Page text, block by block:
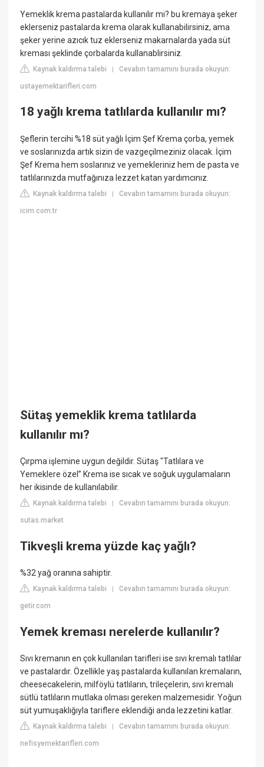
Yemeklik krema pastalarda kullanılır mi? bu kremaya şeker
eklerseniz pastalarda krema olarak kullanabilirsiniz, ama
şeker yerine azıcık tuz eklerseniz makarnalarda yada süt
kreması şeklinde çorbalarda kullanablirsiniz.
Kaynak kaldırma talebi |Cevabın tamamını burada okuyun:
ustayemektarifleri.com
18 yağlı krema tatlılarda kullanılır mı?
Şeflerin tercihi %18 süt yağlı İçim Şef Krema çorba, yemek
ve soslarınızda artık sizin de vazgeçilmeziniz olacak. İçim
Şef Krema hem soslarınız ve yemekleriniz hem de pasta ve
tatlılarınızda mutfağınıza lezzet katan yardımcınız.
Kaynak kaldırma talebi |Cevabın tamamını burada okuyun:
icim.com.tr
Sütaş yemeklik krema tatlılarda
kullanılır mı?
Çırpma işlemine uygun değildir. Sütaş "Tatlılara ve
Yemeklere özel” Krema ise sıcak ve soğuk uygulamaların
her ikisinde de kullanılabilir.
Kaynak kaldırma talebi |Cevabın tamamını burada okuyun:
sutas.market
Tikveşli krema yüzde kaç yağlı?
%32 yağ oranına sahiptir.
Kaynak kaldırma talebi |Cevabın tamamını burada okuyun:
getir.com
Yemek kreması nerelerde kullanılır?
Sıvı kremanın en çok kullanılan tarifleri ise sıvı kremalı tatlılar
ve pastalardır. Özellikle yaş pastalarda kullanılan kremaların,
cheesecakelerin, milföylü tatlıların, trileçelerin, sıvı kremalı
sütlü tatlıların mutlaka olması gereken malzemesidir. Yoğun
süt yumuşaklığıyla tariflere eklendiği anda lezzetini katlar.
Kaynak kaldırma talebi |Cevabın tamamını burada okuyun:
nefisyemektarifleri.com